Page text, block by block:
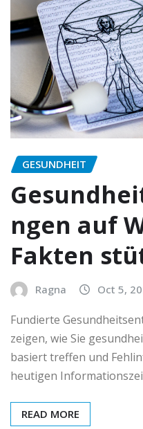
GESUNDHEIT
ngen auf
Fakten
Ragna Oct 5,
Fundierte
zeigen, wie Sie
basiert treffen und
heutigen
READ MORE